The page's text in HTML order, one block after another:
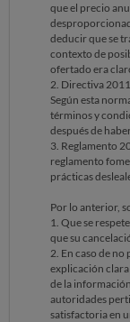
que el precio
deducir que se
contexto de
ofertado era
2. Directiva
Según esta
términos y
después de
3. Reglamento
reglamento
prácticas
Por lo anterior,
1. Que se
que su
2. En caso de
explicación
de la
autoridades
satisfactoria en